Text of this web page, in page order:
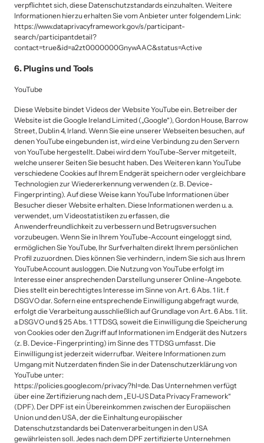
verpflichtet sich, diese Datenschutzstandards einzuhalten. Weitere
Informationen hierzu erhalten Sie vom Anbieter unter folgendem Link:
https://www.dataprivacyframework.gov/s/participant-
search/participantdetail?
contact=true&id=a2zt0000000GnywAAC&status=Active
6. Plugins und Tools
YouTube
Diese Website bindet Videos der Website YouTube ein. Betreiber der
Website ist die Google Ireland Limited („Google“), Gordon House, Barrow
Street, Dublin 4, Irland. Wenn Sie eine unserer Webseiten besuchen, auf
denen YouTube eingebunden ist, wird eine Verbindung zu den Servern
von YouTube hergestellt. Dabei wird dem YouTube-Server mitgeteilt,
welche unserer Seiten Sie besucht haben. Des Weiteren kann YouTube
verschiedene Cookies auf Ihrem Endgerät speichern oder vergleichbare
Technologien zur Wiedererkennung verwenden (z. B. Device-
Fingerprinting). Auf diese Weise kann YouTube Informationen über
Besucher dieser Website erhalten. Diese Informationen werden u. a.
verwendet, um Videostatistiken zu erfassen, die
Anwenderfreundlichkeit zu verbessern und Betrugsversuchen
vorzubeugen. Wenn Sie in Ihrem YouTube-Account eingeloggt sind,
ermöglichen Sie YouTube, Ihr Surfverhalten direkt Ihrem persönlichen
Profil zuzuordnen. Dies können Sie verhindern, indem Sie sich aus Ihrem
YouTubeAccount ausloggen. Die Nutzung von YouTube erfolgt im
Interesse einer ansprechenden Darstellung unserer Online-Angebote.
Dies stellt ein berechtigtes Interesse im Sinne von Art. 6 Abs. 1 lit. f
DSGVO dar. Sofern eine entsprechende Einwilligung abgefragt wurde,
erfolgt die Verarbeitung ausschließlich auf Grundlage von Art. 6 Abs. 1 lit.
a DSGVO und § 25 Abs. 1 TTDSG, soweit die Einwilligung die Speicherung
von Cookies oder den Zugriff auf Informationen im Endgerät des Nutzers
(z. B. Device-Fingerprinting) im Sinne des TTDSG umfasst. Die
Einwilligung ist jederzeit widerrufbar. Weitere Informationen zum
Umgang mit Nutzerdaten finden Sie in der Datenschutzerklärung von
YouTube unter:
https://policies.google.com/privacy?hl=de. Das Unternehmen verfügt
über eine Zertifizierung nach dem „EU-US Data Privacy Framework“
(DPF). Der DPF ist ein Übereinkommen zwischen der Europäischen
Union und den USA, der die Einhaltung europäischer
Datenschutzstandards bei Datenverarbeitungen in den USA
gewährleisten soll. Jedes nach dem DPF zertifizierte Unternehmen